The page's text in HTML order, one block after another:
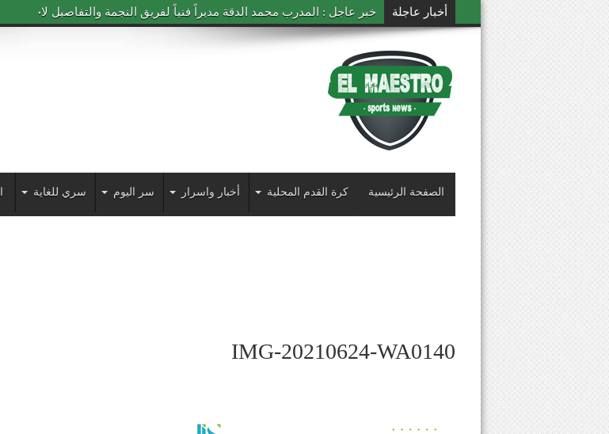
أخبار عاجلة خبر عاجل : المدرب محمد الدقة مديراً فنياً لفريق النجمة والتفاصيل لاحقاً
الصفحة الرئيسية كرة القدم المحلية أخبار واسرار سر اليوم سري للغاية
IMG-20210624-WA0140